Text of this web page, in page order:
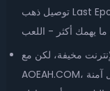
توصيل ذهب Last Epoch الخاص بك بسرعة، حتى تتمكن من العودة
مخيفة، لكن مع
AOEAH.COM، تكون مشترياتك دائمًا آمنة. نستخدم طرق توصيل آمنة